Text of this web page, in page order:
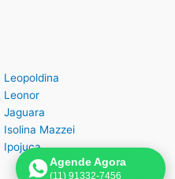
Leopoldina
Leonor
Jaguara
Mazzei
Ipojuca
Agende Agora
(11) 91332-7456